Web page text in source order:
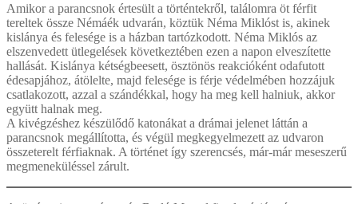
Amikor a parancsnok értesült a történtekről, találomra öt férfit
tereltek össze Némáék udvarán, köztük Néma Miklóst is, akinek
kislánya és felesége is a házban tartózkodott. Néma Miklós az
elszenvedett ütlegelések következtében ezen a napon elveszítette
hallását. Kislánya kétségbeesett, ösztönös reakcióként odafutott
édesapjához, átölelte, majd felesége is férje védelmében hozzájuk
csatlakozott, azzal a szándékkal, hogy ha meg kell halniuk, akkor
együtt halnak meg.
A kivégzéshez készülődő katonákat a drámai jelenet láttán a
parancsnok megállította, és végül megkegyelmezett az udvaron
összeterelt férfiaknak. A történet így szerencsés, már-már meseszerű
megmeneküléssel zárult.